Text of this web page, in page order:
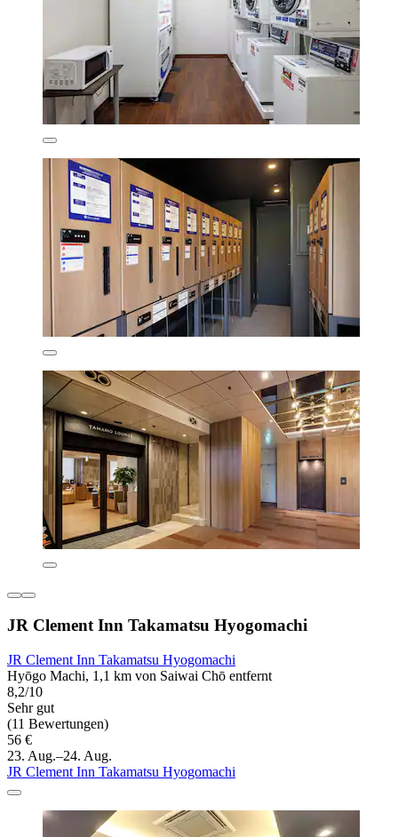
JR Clement Inn Takamatsu Hyogomachi
JR Clement Inn Takamatsu Hyogomachi
Hyōgo Machi, 1,1 km von Saiwai Chō entfernt
8,2/10
Sehr gut
(11 Bewertungen)
56 €
23. Aug.–24. Aug.
JR Clement Inn Takamatsu Hyogomachi